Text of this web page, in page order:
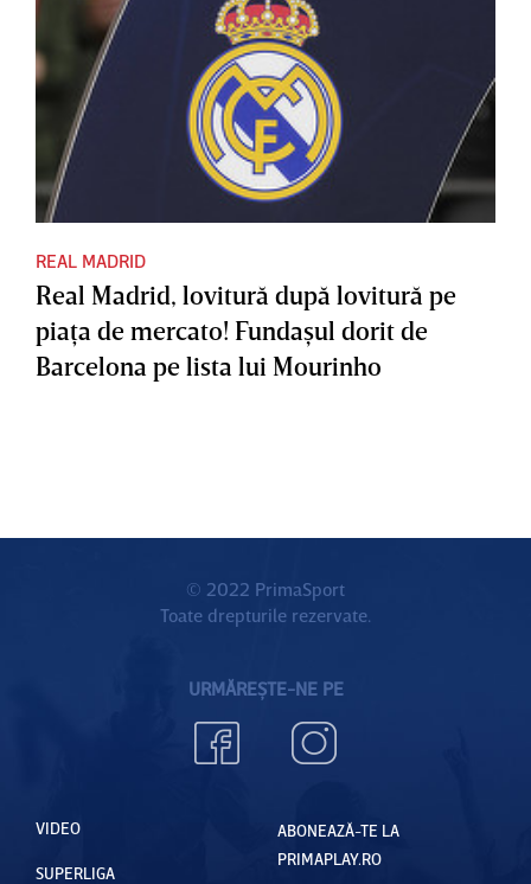
REAL MADRID
Real Madrid, lovitură după lovitură pe
piaţa de mercato! Fundaşul dorit de
Barcelona pe lista lui Mourinho
© 2022 PrimaSport
Toate drepturile rezervate.
URMĂREȘTE-NE PE
VIDEO
SUPERLIGA
ABONEAZĂ-TE LA
PRIMAPLAY.RO